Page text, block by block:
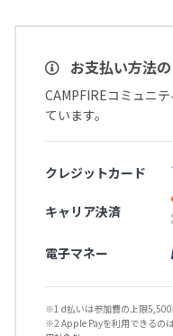
お支払い方法
CAMPFIREコミュニ
ています。
クレジットカード
キャリア決済
電子マネー
※1 d払いは参加費の上限5,500
※2 Apple Payを利用できるの